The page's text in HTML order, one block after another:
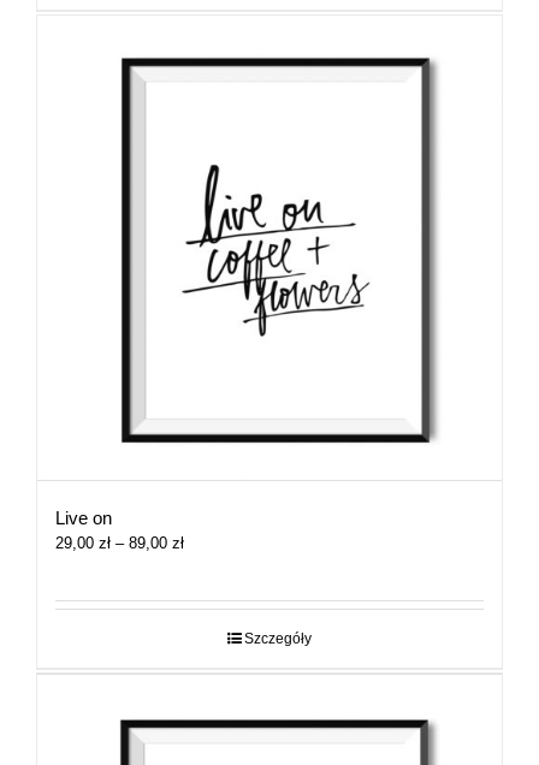
Live on
29,00 zł – 89,00 złZakres
29,00 zł
Szczegóły